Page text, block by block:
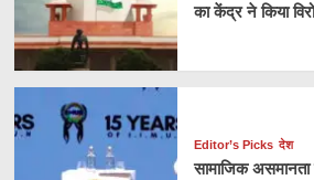
का केंद्र ने किया
Editor’s Picks देश
सामाजिक